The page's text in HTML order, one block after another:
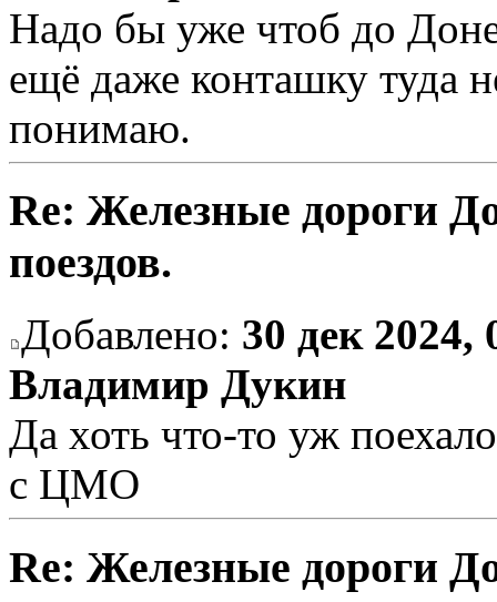
Надо бы уже чтоб до
ещё даже конташку туда
понимаю.
Re: Железные дороги
поездов.
Добавлено: 30 дек 2024,
Владимир Дукин
Да хоть что-то уж
с ЦМО
Re: Железные дороги